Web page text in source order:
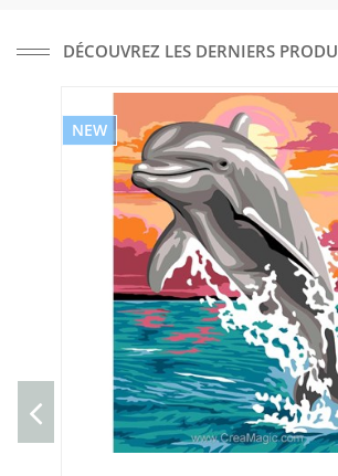
DÉCOUVREZ LES DERNIERS
NEW